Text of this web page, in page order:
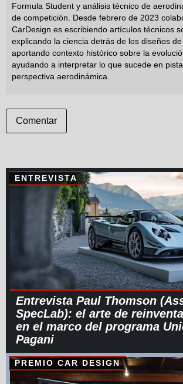
Formula Student y análisis técnico de
de competición. Desde febrero de 2023
CarDesign.es escribiendo artículos técnicos
explicando la ciencia detrás de los diseños de
aportando contexto histórico sobre la
ayudando a interpretar lo que sucede en
perspectiva aerodinámica.
Comentar
ENTREVISTA
Entrevista Paul Thomson
SpecLab): el arte de
en el marco del programa
Pagani
PREMIO CAR DESIGN